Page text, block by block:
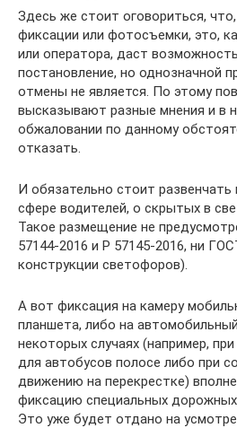
Здесь же стоит оговориться,
фиксации или фотосъемки, это,
или оператора, даст
постановление, но однозначной
отмены не является. По этому
высказывают разные мнения и в
обжаловании по данному
отказать.
И обязательно стоит
сфере водителей, о скрытых в
Такое размещение не
57144-2016 и Р 57145-2016, ни
конструкции светофоров).
А вот фиксация на камеру
планшета, либо на
некоторых случаях (например,
для автобусов полосе либо при
движению на перекрестке)
фиксацию специальных
Это уже будет отдано на